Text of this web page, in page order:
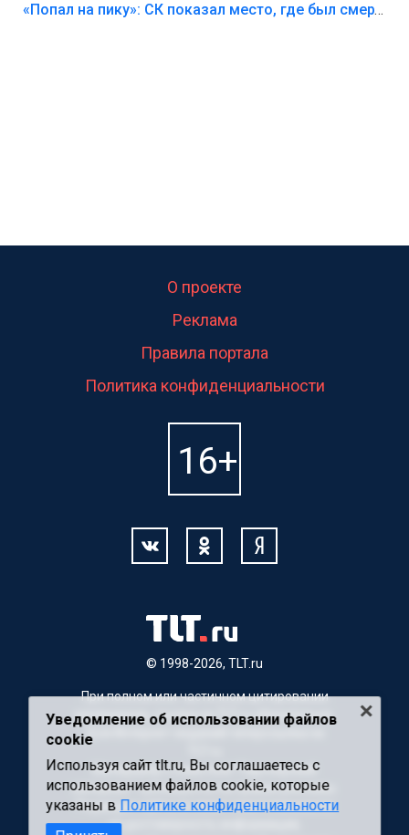
Лезть через такой забор,верх безумия,есть же
«Попал на пику»: СК показал место, где был смертельно травмирован ребенок в Тольятти
© 1998-2026, TLT.ru
О проекте
Реклама
Правила портала
Политика конфиденциальности
При полном или частичном цитировании
материалов, ссылка на TLT.ru обязательна.
Для Интернет-изданий гиперссылка на
Материалы с пометкой "Партнерский
материал" публикуются на правах рекламы.
Редакция сайта не несет ответственности
за достоверность информации,
Уведомление об использовании файлов
cookie
Используя сайт tlt.ru, Вы соглашаетесь с
использованием файлов cookie, которые
указаны в Политике конфиденциальности